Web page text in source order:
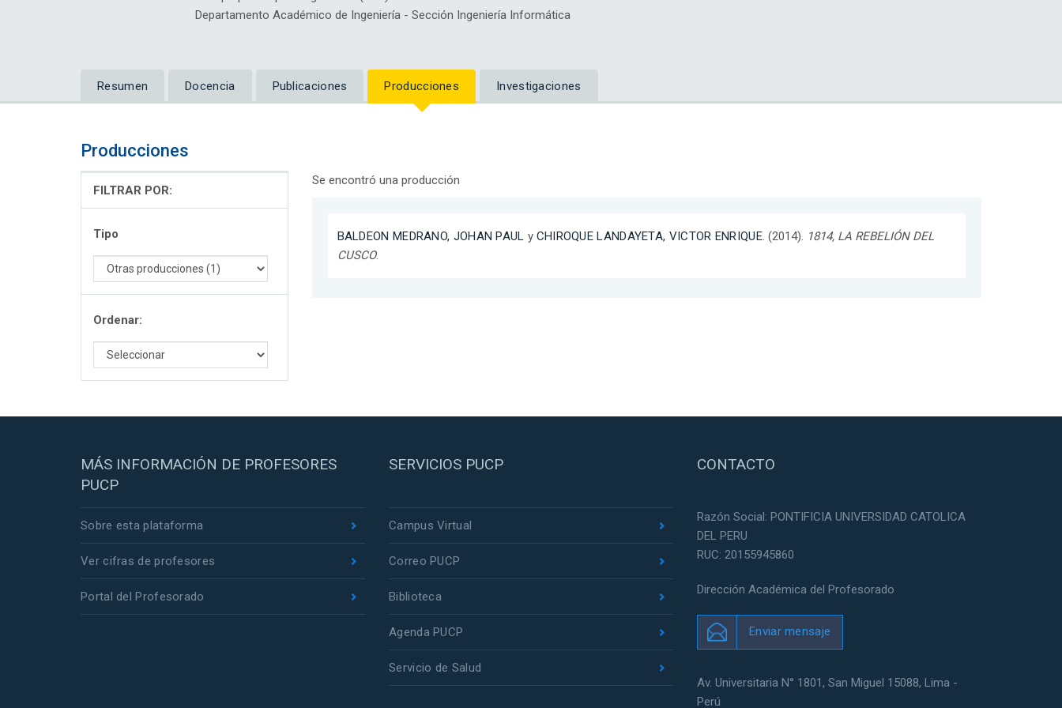
Departamento Académico de Ingeniería - Sección Ingeniería Informática
Resumen Docencia Publicaciones Producciones Investigaciones
Producciones
FILTRAR POR:
Tipo
Ordenar:
Se encontró una producción
BALDEON MEDRANO, JOHAN PAUL y CHIROQUE LANDAYETA, VICTOR ENRIQUE. (2014). 1814, LA REBELIÓN DEL
CUSCO.
MÁS INFORMACIÓN DE PROFESORES
PUCP
Sobre esta plataforma
Ver cifras de profesores
Portal del Profesorado
SERVICIOS PUCP
Campus Virtual
Correo PUCP
Biblioteca
Agenda PUCP
Servicio de Salud
CONTACTO
Razón Social: PONTIFICIA UNIVERSIDAD CATOLICA
DEL PERU
RUC: 20155945860
Dirección Académica del Profesorado
Enviar mensaje
Av. Universitaria N° 1801, San Miguel 15088, Lima -
Perú